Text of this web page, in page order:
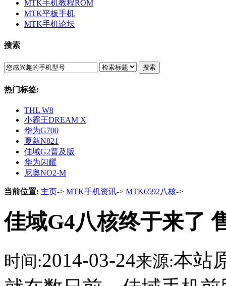
MTK手机教程ROM
MTK平板手机
MTK手机论坛
搜索
搜索
热门标签:
THL W8
小霸王DREAM X
华为G700
夏新N821
佳域G2普及版
华为闪耀
尼奥NO2-M
当前位置: 主页-> MTK手机资讯-> MTK6592八核->
佳域G4八核终于来了
时间:2014-03-24来源:本站